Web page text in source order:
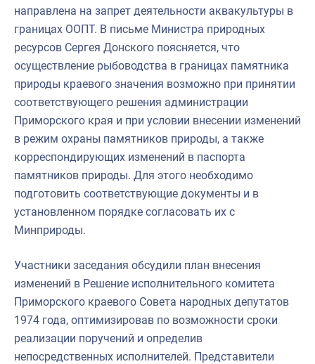
направлена на запрет деятельности аквакультуры в
границах ООПТ. В письме Министра природных
ресурсов Сергея Донского поясняется, что
осуществление рыбоводства в границах памятника
природы краевого значения возможно при принятии
соответствующего решения администрации
Приморского края и при условии внесении изменений
в режим охраны памятников природы, а также
корреспондирующих изменений в паспорта
памятников природы. Для этого необходимо
подготовить соответствующие документы и в
установленном порядке согласовать их с
Минприроды.
Участники заседания обсудили план внесения
изменений в Решение исполнительного комитета
Приморского краевого Совета народных депутатов
1974 года, оптимизировав по возможности сроки
реализации поручений и определив
непосредственных исполнителей. Представители